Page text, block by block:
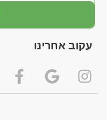
עקוב אחרינו